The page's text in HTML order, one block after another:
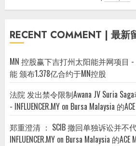
RECENT COMMENT | 最新
MN 控股赢下吉打州太阳能并网项目 -
能 颁布1.378亿合约于MN控股
法院 发出禁令限制Awana JV Suria
- INFLUENCER.MY on Bursa Malaysia 的
郑重澄清 ： SCIB 撤回单独诉讼并不
INFLUENCER.MY on Bursa Malaysia 的